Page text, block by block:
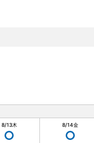
8/13木 8/14金